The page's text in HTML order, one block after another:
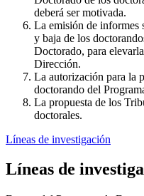
deberá ser motivada.
La emisión de informes
y baja de los
Doctorado, para
Dirección.
La autorización para la
doctorando del
La propuesta de los
doctorales.
Líneas de investigación
Líneas de